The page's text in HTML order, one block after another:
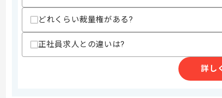
その他募集要項
募集人数
リモートワーク：週4日～5日ほどリモ
どれくらい裁量権がある?
正社員求人との違いは?
詳し